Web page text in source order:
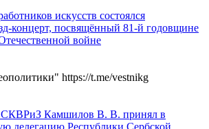
искусств состоялся
концерт, посвящённый 81-й годовщине
войне
https://t.me/vestnikg
Камшилов В. В. принял в